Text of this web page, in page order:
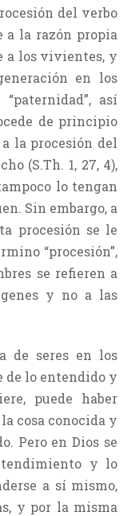
del verbo
a la razón propia
a los vivientes, y
en los
así
de principio
la procesión del
(S.Th. 1, 27, 4),
lo tengan
Sin embargo, a
procesión se le
“procesión”,
se refieren a
y no a las
de seres en los
lo entendido y
puede haber
cosa conocida y
Pero en Dios se
y lo
a sí mismo,
y por la misma